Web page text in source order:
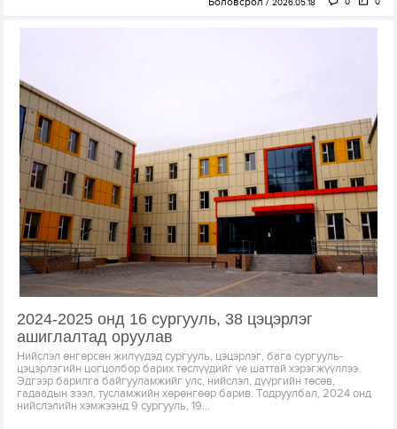
2026.05.18
2024-2025 онд 16 сургууль, 38 цэцэрлэг
ашиглалтад оруулав
Нийслэл өнгөрсөн жилүүдэд сургууль, цэцэрлэг, бага сургууль-
цэцэрлэгийн цогцолбор барих төслүүдийг үе шаттай хэрэгжүүллээ.
Эдгээр барилга байгууламжийг улс, нийслэл, дүүргийн төсөв,
гадаадын зээл, тусламжийн хөрөнгөөр барив. Тодруулбал, 2024 онд
нийслэлийн хэмжээнд 9 сургууль, 19...